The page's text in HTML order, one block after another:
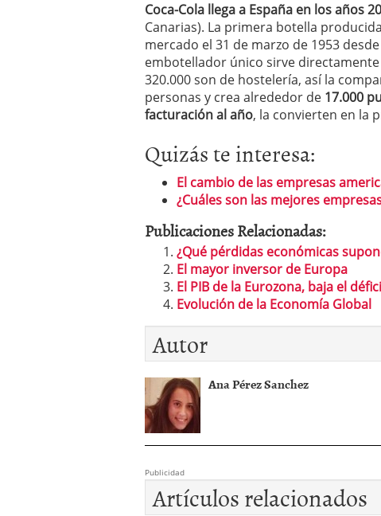
Coca-Cola llega a España en los años
Canarias). La primera botella
mercado el 31 de marzo de 1953
embotellador único sirve directamente
320.000 son de hostelería, así la
personas y crea alrededor de 17.000
facturación al año, la convierten en la
Quizás te interesa:
El cambio de las empresas
¿Cuáles son las mejores
Publicaciones Relacionadas:
¿Qué pérdidas económicas
El mayor inversor de Europa
El PIB de la Eurozona, baja el
Evolución de la Economía Global
Autor
Ana Pérez Sanchez
Publicidad
Artículos relacionados